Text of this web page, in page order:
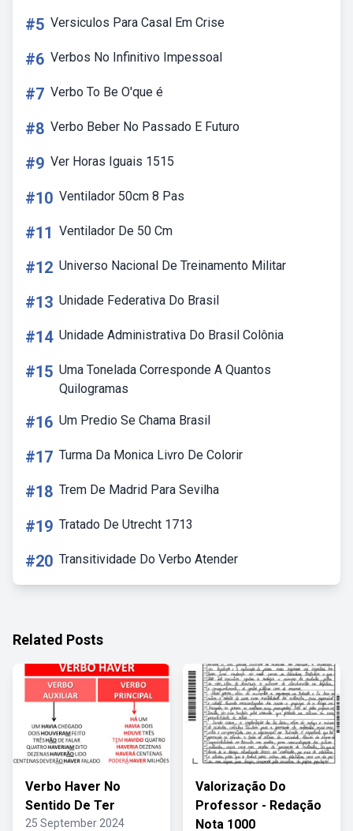
#5 Versiculos Para Casal Em Crise
#6 Verbos No Infinitivo Impessoal
#7 Verbo To Be O'que é
#8 Verbo Beber No Passado E Futuro
#9 Ver Horas Iguais 1515
#10 Ventilador 50cm 8 Pas
#11 Ventilador De 50 Cm
#12 Universo Nacional De Treinamento Militar
#13 Unidade Federativa Do Brasil
#14 Unidade Administrativa Do Brasil Colônia
#15 Uma Tonelada Corresponde A Quantos
Quilogramas
#16 Um Predio Se Chama Brasil
#17 Turma Da Monica Livro De Colorir
#18 Trem De Madrid Para Sevilha
#19 Tratado De Utrecht 1713
#20 Transitividade Do Verbo Atender
Related Posts
Verbo Haver No
Sentido De Ter
25 September 2024
Valorização Do
Professor - Redação
Nota 1000